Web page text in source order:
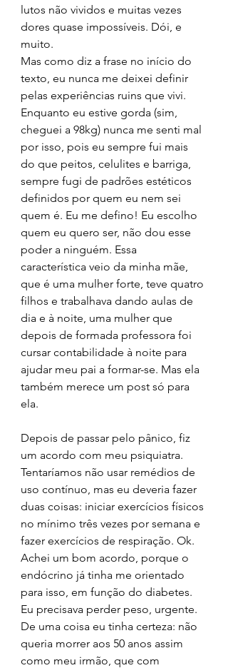
lutos não vividos e muitas vezes
dores quase impossíveis. Dói, e
muito.
Mas como diz a frase no início do
texto, eu nunca me deixei definir
pelas experiências ruins que vivi.
Enquanto eu estive gorda (sim,
cheguei a 98kg) nunca me senti mal
por isso, pois eu sempre fui mais
do que peitos, celulites e barriga,
sempre fugi de padrões estéticos
definidos por quem eu nem sei
quem é. Eu me defino! Eu escolho
quem eu quero ser, não dou esse
poder a ninguém. Essa
característica veio da minha mãe,
que é uma mulher forte, teve quatro
filhos e trabalhava dando aulas de
dia e à noite, uma mulher que
depois de formada professora foi
cursar contabilidade à noite para
ajudar meu pai a formar-se. Mas ela
também merece um post só para
ela.
Depois de passar pelo pânico, fiz
um acordo com meu psiquiatra.
Tentaríamos não usar remédios de
uso contínuo, mas eu deveria fazer
duas coisas: iniciar exercícios físicos
no mínimo três vezes por semana e
fazer exercícios de respiração. Ok.
Achei um bom acordo, porque o
endócrino já tinha me orientado
para isso, em função do diabetes.
Eu precisava perder peso, urgente.
De uma coisa eu tinha certeza: não
queria morrer aos 50 anos assim
como meu irmão, que com